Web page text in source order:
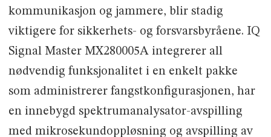
kommunikasjon og jammere, blir stadig
viktigere for sikkerhets- og forsvarsbyråene. IQ
Signal Master MX280005A integrerer all
nødvendig funksjonalitet i en enkelt pakke
som administrerer fangstkonfigurasjonen, har
en innebygd spektrumanalysator-avspilling
med mikrosekundoppløsning og avspilling av